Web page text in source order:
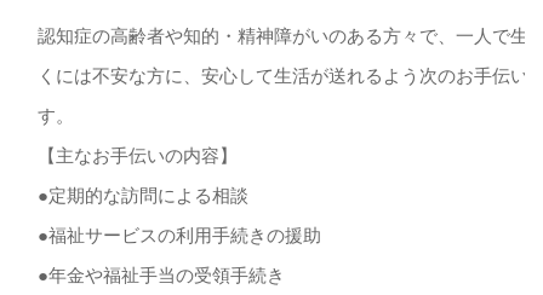
認知症の高齢者や知的・精神障がいのある方々で、一人で生
くには不安な方に、安心して生活が送れるよう次のお手伝い
す。
【主なお手伝いの内容】
●定期的な訪問による相談
●福祉サービスの利用手続きの援助
●年金や福祉手当の受領手続き